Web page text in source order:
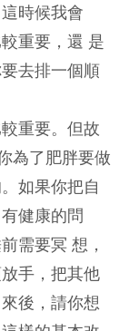
時候我會
重要，還 是
去排一個順
重要。但故
為了肥胖要做
如果你把自
健康的問
需要冥 想，
手，把其他
後，請你想